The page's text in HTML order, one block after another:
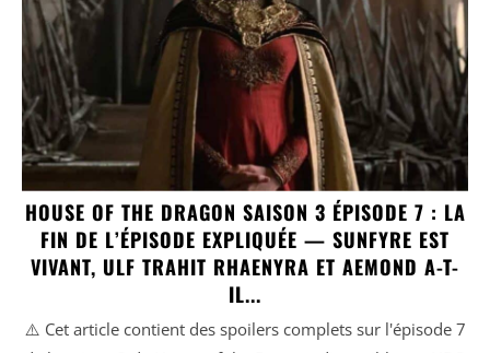
HOUSE OF THE DRAGON SAISON 3 ÉPISODE 7 : LA
FIN DE L’ÉPISODE EXPLIQUÉE — SUNFYRE EST
VIVANT, ULF TRAHIT RHAENYRA ET AEMOND A-T-
IL...
⚠️ Cet article contient des spoilers complets sur l'épisode 7